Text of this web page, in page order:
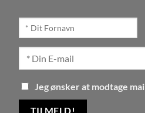
Jeg ønsker at modtage